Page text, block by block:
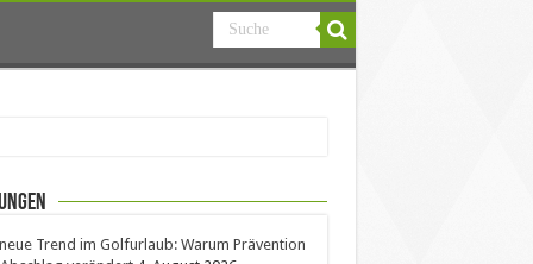
Trend im Golfurlaub: Warum Prävention